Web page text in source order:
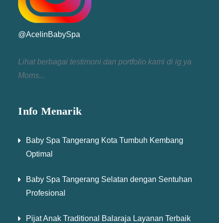
@AcelinBabySpa
Lihat berbagai testimoni dan portfolio kami di ig ya
Moms...
Info Menarik
Baby Spa Tangerang Kota Tumbuh Kembang
Optimal
Baby Spa Tangerang Selatan dengan Sentuhan
Profesional
Pijat Anak Traditional Balaraja Layanan Terbaik